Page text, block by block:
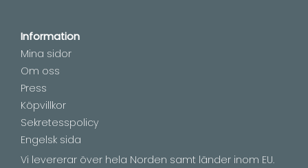
Information
Mina sidor
Om oss
Press
Köpvillkor
Sekretesspolicy
Engelsk sida
Vi levererar över hela Norden samt länder inom EU.